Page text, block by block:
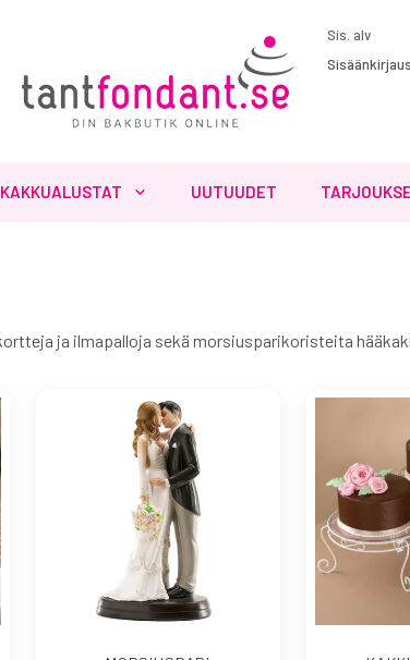
Sisäänkirjaus
KAKKUALUSTAT UUTUUDET
ja ilmapalloja sekä morsiusparikoristeita